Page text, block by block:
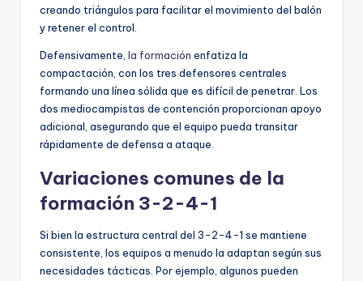
creando triángulos para facilitar el movimiento del balón
y retener el control.
Defensivamente, la formación enfatiza la
compactación, con los tres defensores centrales
formando una línea sólida que es difícil de penetrar. Los
dos mediocampistas de contención proporcionan apoyo
adicional, asegurando que el equipo pueda transitar
rápidamente de defensa a ataque.
Variaciones comunes de la
formación 3-2-4-1
Si bien la estructura central del 3-2-4-1 se mantiene
consistente, los equipos a menudo la adaptan según sus
necesidades tácticas. Por ejemplo, algunos pueden